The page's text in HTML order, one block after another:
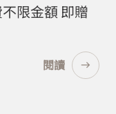
限金額 即贈
閱讀